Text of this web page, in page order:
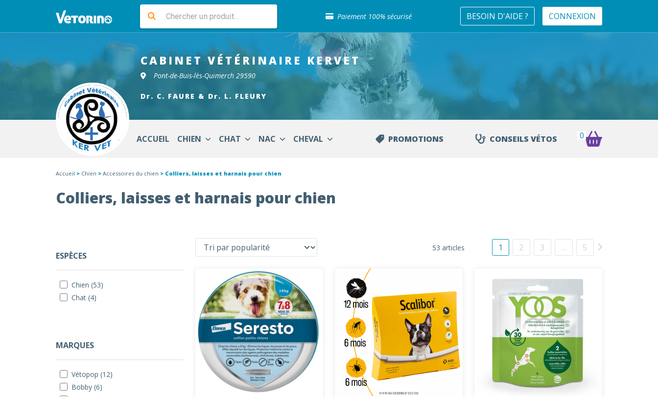
Paiement 100% sécurisé
Retour gratuit en clinique
Sélection de croquettes vétérinaire
Paiement 100% sécurisé
Livraison gratuite en clinique vétérinaire
Retour gratuit en clinique
Sélection de croquettes vétérinaire
BESOIN D'AIDE ? CONNEXION
CABINET VÉTÉRINAIRE KERVET
Pont-de-Buis-lès-Quimerch 29590
Dr. C. FAURE & Dr. L. FLEURY
ACCUEIL CHIEN CHAT NAC CHEVAL PROMOTIONS CONSEILS VÉTOS 0
Accueil > Chien > Accessoires du chien > Colliers, laisses et harnais pour chien
Colliers, laisses et harnais pour chien
ESPÈCES
Chien (53)
Chat (4)
MARQUES
Vétopop (12)
Bobby (6)
53 articles 1 2 3 … 5